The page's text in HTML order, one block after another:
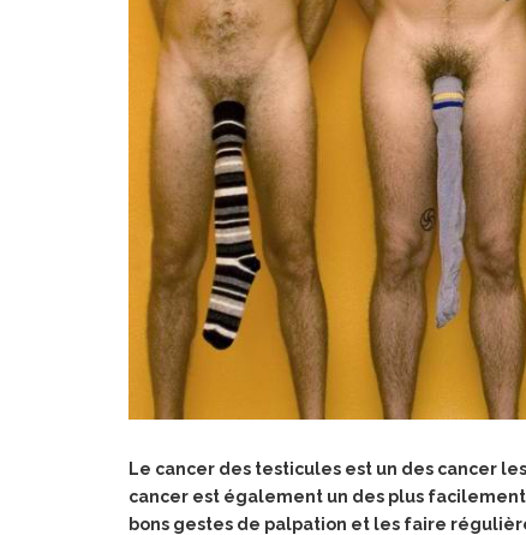
Le cancer des testicules est un des cancer
cancer est également un des plus
bons gestes de palpation et les faire